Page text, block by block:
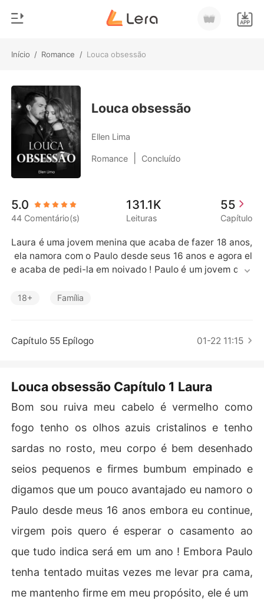
Início / Romance / Louca obsessão
Loja
Histórico
Sair
Baixar App
Gênero
Moderno
Lobisomem
Contos
Bilionários
Contos Curtos
Louca obsessão
Ellen Lima
Romance Concluído
5.0
44 Comentário(s)
131.1K
Leituras
55
Capítulo
Laura é uma jovem menina que acaba de fazer 18 anos,
ela namora com o Paulo desde seus 16 anos e agora el
e acaba de pedi-la em noivado ! Paulo é um jovem de 2
ndo é um fazendeiro de 35 que vive insolado da cidade
a enfim Laura conhece seu sogro ! e quando eles ficam
vai resistir a essa paixão avassaladora?
Esse é um livro hot e contém Cenas de sexo explicito, s
e você não fica confortável com esse tipo de leitura nã
Venham conhecer Laura e Fernando esse casal quente!
?????????????????
?????????????????
18+ Família
Capítulo 55 Epílogo 01-22 11:15
Louca obsessão Capítulo 1 Laura
Bom sou ruiva meu cabelo é vermelho como
fogo tenho os olhos azuis cristalinos e tenho
sardas no rosto, meu corpo é bem desenhado
seios pequenos e firmes bumbum empinado e
digamos que um pouco avantajado eu namoro o
Paulo desde meus 16 anos embora eu continue,
virgem pois quero é esperar o casamento ao
que tudo indica será em um ano ! Embora Paulo
tenha tentado muitas vezes me levar pra cama,
me mantenho firme em meu propósito, ele é um